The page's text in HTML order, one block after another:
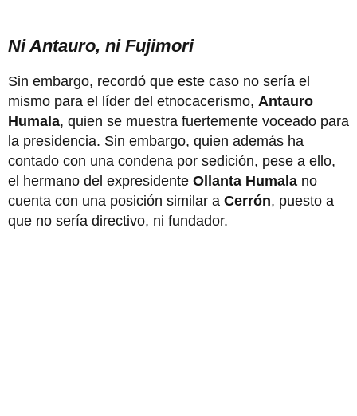
Ni Antauro, ni Fujimori
Sin embargo, recordó que este caso no sería el
mismo para el líder del etnocacerismo, Antauro
Humala, quien se muestra fuertemente voceado para
la presidencia. Sin embargo, quien además ha
contado con una condena por sedición, pese a ello,
el hermano del expresidente Ollanta Humala no
cuenta con una posición similar a Cerrón, puesto a
que no sería directivo, ni fundador.